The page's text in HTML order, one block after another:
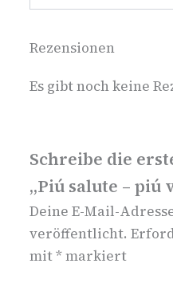
Rezensionen
Es gibt noch keine
Schreibe die
„Piú salute – piú
Deine E-Mail-
veröffentlicht.
mit*markiert